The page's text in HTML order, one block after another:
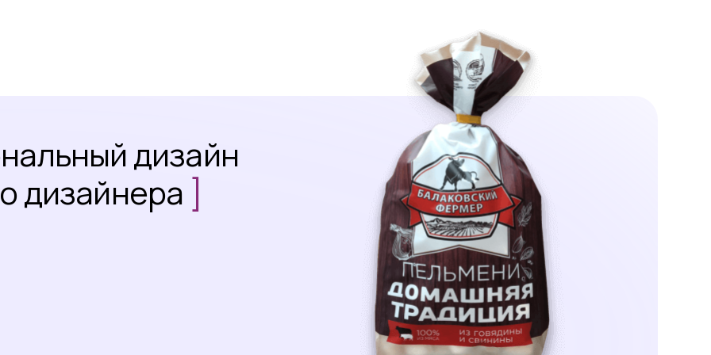
дизайн
дизайнера ]